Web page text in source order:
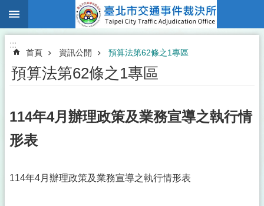
跳到主要內容區塊
:::
首頁 資訊公開 預算法第62條之1專區
預算法第62條之1專區
114年4月辦理政策及業務宣導之執行情
形表
114年4月辦理政策及業務宣導之執行情形表